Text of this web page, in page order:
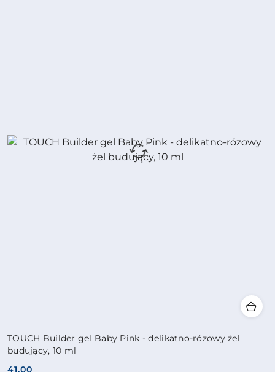
TOUCH Builder gel Baby Pink - delikatno-rózowy żel
budujący, 10 ml
41.00